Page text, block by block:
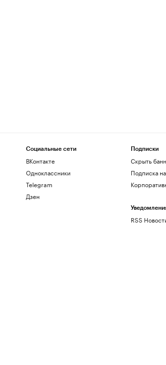
Социальные сети
ВКонтакте
Одноклассники
Telegram
Дзен
Подписки
Скрыть
Подписка
RSS